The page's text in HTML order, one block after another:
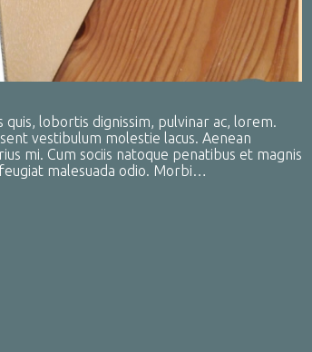
lobortis dignissim, pulvinar ac, lorem.
vestibulum molestie lacus. Aenean
mi. Cum sociis natoque penatibus et magnis
malesuada odio. Morbi…